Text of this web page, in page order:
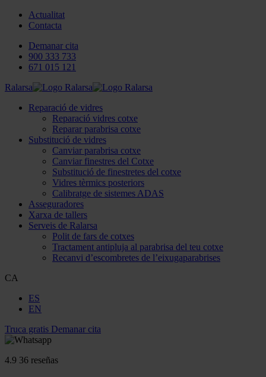
Actualitat
Contacta
Demanar cita
900 333 733
671 015 121
Ralarsa
Reparació de vidres
Reparació vidres cotxe
Reparar parabrisa cotxe
Substitució de vidres
Canviar parabrisa cotxe
Canviar finestres del Cotxe
Substitució de finestretes del cotxe
Vidres tèrmics posteriors
Calibratge de sistemes ADAS
Asseguradores
Xarxa de tallers
Serveis de Ralarsa
Polit de fars de cotxes
Tractament antipluja al parabrisa del teu cotxe
Recanvi d’escombretes de l’eixugaparabrises
CA
ES
EN
Truca gratis Demanar cita
4.9 36 reseñas